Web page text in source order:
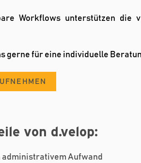
Workflows unterstützen die
gerne für eine individuelle
von d.velop:
administrativem Aufwand